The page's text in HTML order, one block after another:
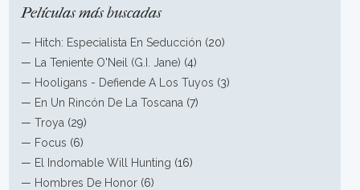
Películas más buscadas
— Hitch: Especialista En Seducción (20)
—
La Teniente O'Neil (G.I. Jane) (4)
— Hooligans - Defiende A Los Tuyos (3)
— En Un Rincón De La Toscana (7)
—Troya (29)
— Focus (6)
— El Indomable Will Hunting (16)
— Hombres De Honor (6)